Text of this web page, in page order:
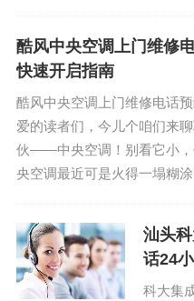
1865-
酷风中央空调上门维修
快速开启指南
酷风中央空调上门维修电话
爱的读者们，今儿个咱们来
伙——中央空调！别看它小，
央空调最近可是火得一塌糊
汕头
话24
科大集